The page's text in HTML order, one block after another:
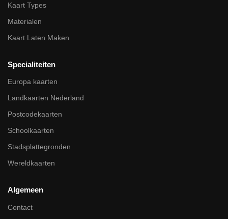
Kaart Types
Materialen
Kaart Laten Maken
Specialiteiten
Europa kaarten
Landkaarten Nederland
Postcodekaarten
Schoolkaarten
Stadsplattegronden
Wereldkaarten
Algemeen
Contact